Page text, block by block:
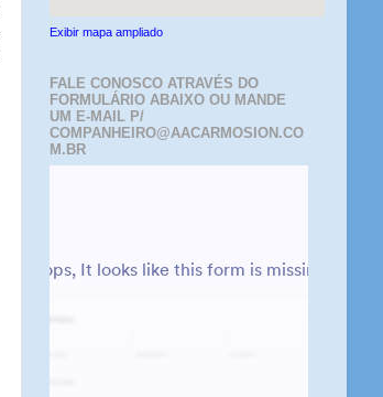
Exibir mapa ampliado
FALE CONOSCO ATRAVÉS DO
FORMULÁRIO ABAIXO OU MANDE
UM E-MAIL P/
COMPANHEIRO@AACARMOSION.CO
M.BR